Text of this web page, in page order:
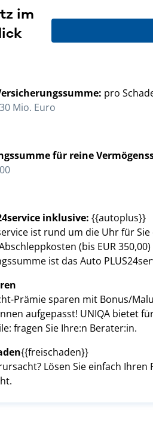
im
pro
Mio. Euro
für reine
inklusive: {{autoplus}}
ist rund um die Uhr für
(bis EUR
ist das Auto
Prämie sparen mit Bonus/
aufgepasst! UNIQA bietet
fragen Sie Ihre:n Berater:in.
{{freischaden}}
Lösen Sie einfach